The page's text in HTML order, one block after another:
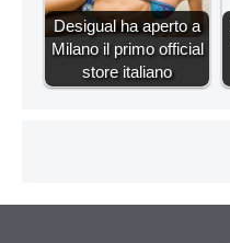
Desigual ha aperto a
Milano il primo official
store italiano